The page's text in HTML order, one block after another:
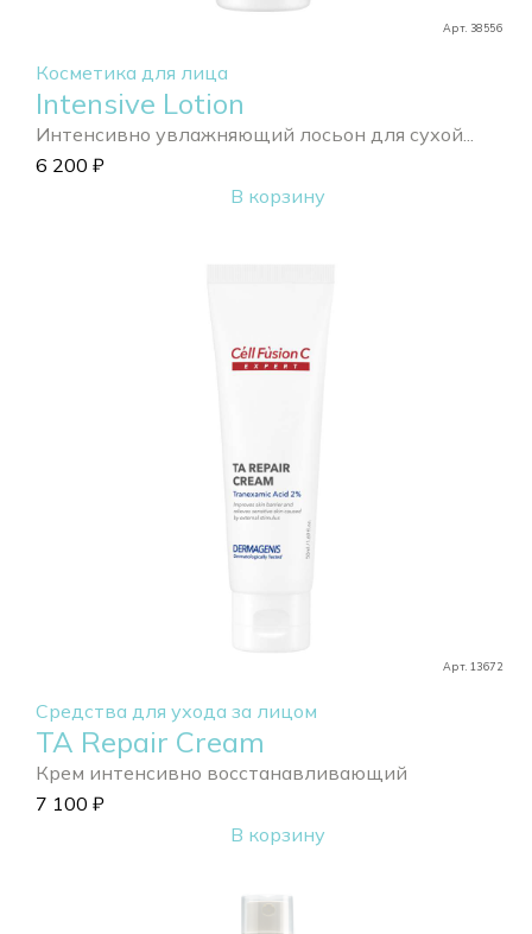
Арт. 38556
Косметика для лица
Intensive Lotion
Интенсивно увлажняющий лосьон для сухой...
6 200 ₽
В корзину
Арт. 13672
Средства для ухода за лицом
TA Repair Cream
Крем интенсивно восстанавливающий
7 100 ₽
В корзину